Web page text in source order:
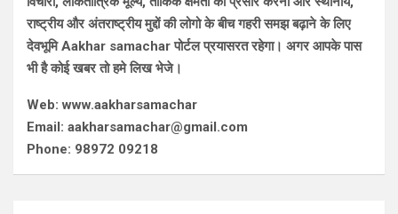
राष्ट्रीय और अंतराष्ट्रीय मुद्दों की लोगो के बीच गहरी समझ बढ़ाने के लिए
देवभूमि Aakhar samachar पोर्टल प्रयासरत रहेगा। अगर आपके पास
भी है कोई खबर तो हमे लिख भेजे।
Web: www.aakharsamachar
Email: aakharsamachar@gmail.com
Phone: 98972 09218